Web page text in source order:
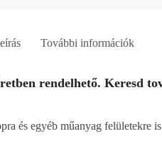
További információk
rendelhető. Keresd
és egyéb műanyag felületekre